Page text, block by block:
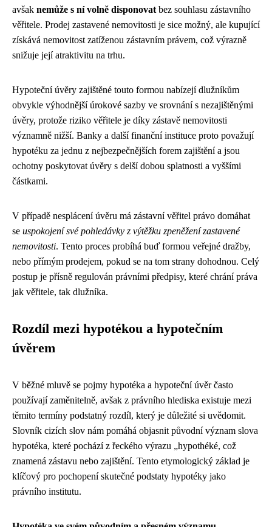
avšak nemůže s ní volně disponovat bez souhlasu zástavního
věřitele. Prodej zastavené nemovitosti je sice možný, ale kupující
získává nemovitost zatíženou zástavním právem, což výrazně
snižuje její atraktivitu na trhu.
Hypoteční úvěry zajištěné touto formou nabízejí dlužníkům
obvykle výhodnější úrokové sazby ve srovnání s nezajištěnými
úvěry, protože riziko věřitele je díky zástavě nemovitosti
významně nižší. Banky a další finanční instituce proto považují
hypotéku za jednu z nejbezpečnějších forem zajištění a jsou
ochotny poskytovat úvěry s delší dobou splatnosti a vyššími
částkami.
V případě nesplácení úvěru má zástavní věřitel právo domáhat
se uspokojení své pohledávky z výtěžku zpeněžení zastavené
nemovitosti. Tento proces probíhá buď formou veřejné dražby,
nebo přímým prodejem, pokud se na tom strany dohodnou. Celý
postup je přísně regulován právními předpisy, které chrání práva
jak věřitele, tak dlužníka.
Rozdíl mezi hypotékou a hypotečním
úvěrem
V běžné mluvě se pojmy hypotéka a hypoteční úvěr často
používají zaměnitelně, avšak z právního hlediska existuje mezi
těmito termíny podstatný rozdíl, který je důležité si uvědomit.
Slovník cizích slov nám pomáhá objasnit původní význam slova
hypotéka, které pochází z řeckého výrazu „hypothéké, což
znamená zástavu nebo zajištění. Tento etymologický základ je
klíčový pro pochopení skutečné podstaty hypotéky jako
právního institutu.